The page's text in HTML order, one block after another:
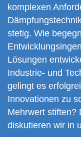
komplexen
stetig. Wie
Lösungen
Industrie- und
gelingt es
Innovationen zu
Mehrwert stiften?
diskutieren wir in